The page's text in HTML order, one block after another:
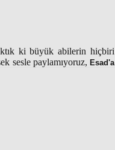
ki büyük abilerin hiçbiri
sesle paylamıyoruz, Esad'a